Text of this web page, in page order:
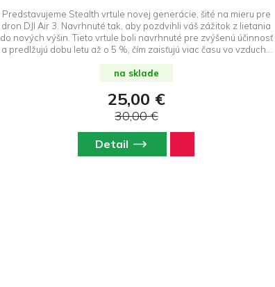
Predstavujeme Stealth vrtule novej generácie, šité na mieru pre
dron DJI Air 3. Navrhnuté tak, aby pozdvihli váš zážitok z lietania
do nových výšin. Tieto vrtule boli navrhnuté pre zvýšenú účinnosť
a predlžujú dobu letu až o 5 %, čím zaisťujú viac času vo vzduchu
prepracované vrtule aj harmonický a príjemný zvukový vzor, ktorý
minimalizuje rušenie hluku pri zachovaní optimálneho ťahu. Je
pozoruhodné, že ich žiarivé farby nielen dodávajú nádych
elegancie, ale zaisťujú aj bezproblémové rozpoznanie vášho
dronu oproti rozľahlej oblohe. Pozdvihnite svoje lety s vylepšenou
efektivitou, akustikou a viditeľnosťou, to všetko s novými
modernizovanými vrtuľami pre DJI Air 3 od Master Airscrew.
Vhodné aj pre DJI Air 3S.
na sklade
25,00 €
30,00 €
Detail